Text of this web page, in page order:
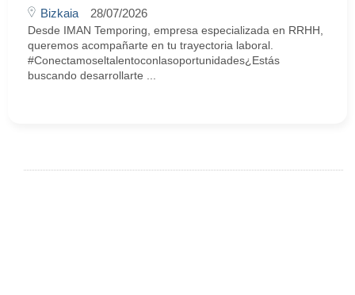
Bizkaia 28/07/2026
Desde IMAN Temporing, empresa especializada en RRHH,
queremos acompañarte en tu trayectoria laboral.
#Conectamoseltalentoconlasoportunidades¿Estás
buscando desarrollarte ...